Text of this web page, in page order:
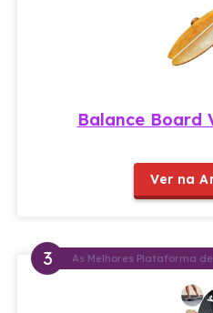
Balance Board
Ver na
As Melhores Plataforma